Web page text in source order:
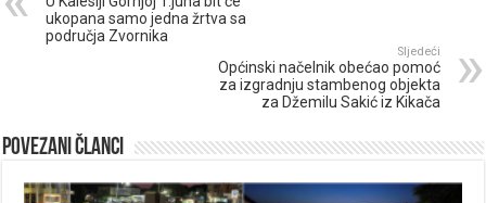
ukopana samo jedna žrtva sa
područja Zvornika
Sljedeći
Općinski načelnik obećao pomoć
za izgradnju stambenog objekta
za Džemilu Sakić iz Kikača
Povezani članci